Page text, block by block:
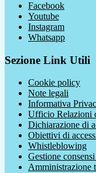
Facebook
Youtube
Instagram
Whatsapp
Sezione Link Utili
Cookie policy
Note legali
Informativa
Ufficio Relazioni
Dichiarazione di
Obiettivi di
Whistleblowing
Gestione
Amministrazione